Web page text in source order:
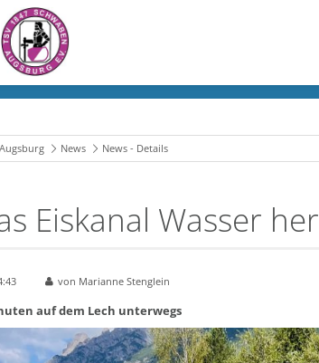
News News - Details
Eiskanal Wasser
von Marianne Stenglein
auf dem Lech unterwegs